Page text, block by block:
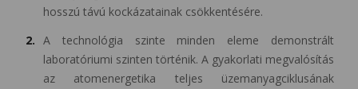
hosszú távú kockázatainak csökkentésére.
A technológia szinte minden eleme demonstrált
laboratóriumi szinten történik. A gyakorlati megvalósítás
az atomenergetika teljes üzemanyagciklusának